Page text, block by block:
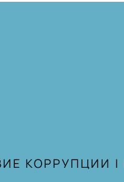
КОРРУПЦИИ |